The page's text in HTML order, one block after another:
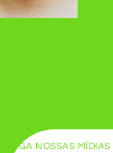
SIGA NOSSAS MÍDIAS